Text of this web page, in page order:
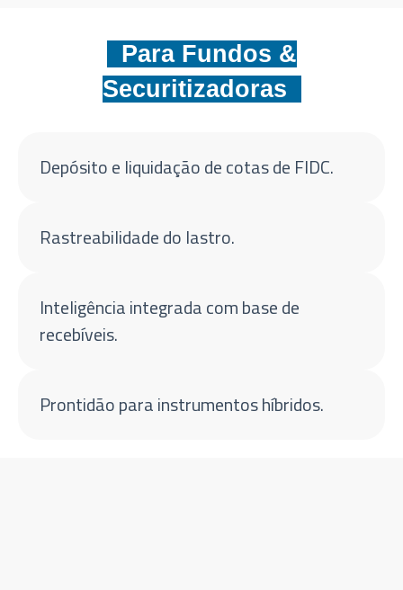
Para Fundos &
Securitizadoras
Depósito e liquidação de cotas de FIDC.
Rastreabilidade do lastro.
Inteligência integrada com base de
recebíveis.
Prontidão para instrumentos híbridos.